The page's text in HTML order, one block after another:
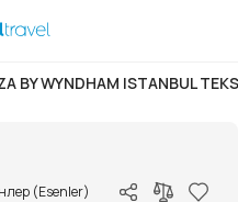
BY WYNDHAM ISTANBUL
(Esenler)